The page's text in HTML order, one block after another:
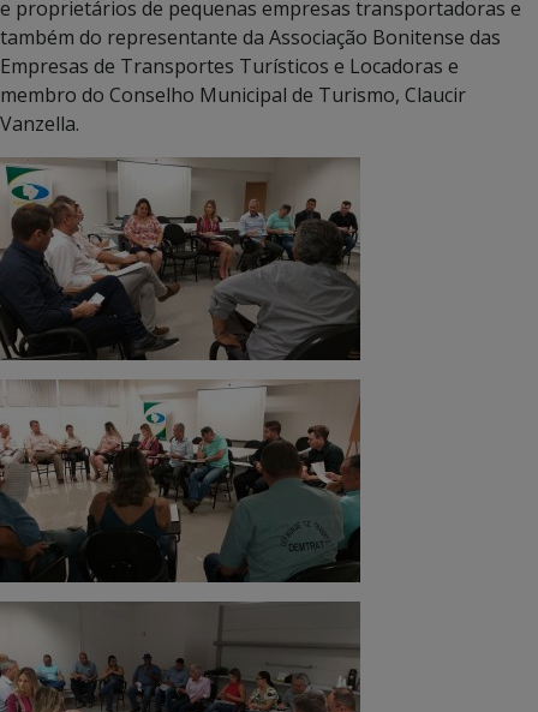
e proprietários de pequenas empresas transportadoras e
também do representante da Associação Bonitense das
Empresas de Transportes Turísticos e Locadoras e
membro do Conselho Municipal de Turismo, Claucir
Vanzella.